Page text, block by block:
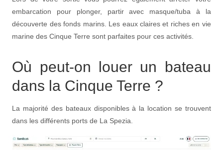
embarcation pour plonger, partir avec masque/tuba à la
découverte des fonds marins. Les eaux claires et riches en vie
marine des Cinque Terre sont parfaites pour ces activités.
Où peut-on louer un bateau
dans la Cinque Terre ?
La majorité des bateaux disponibles à la location se trouvent
dans les différents ports de La Spezia.